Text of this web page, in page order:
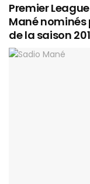
Premier
Mané nominés
de la saison